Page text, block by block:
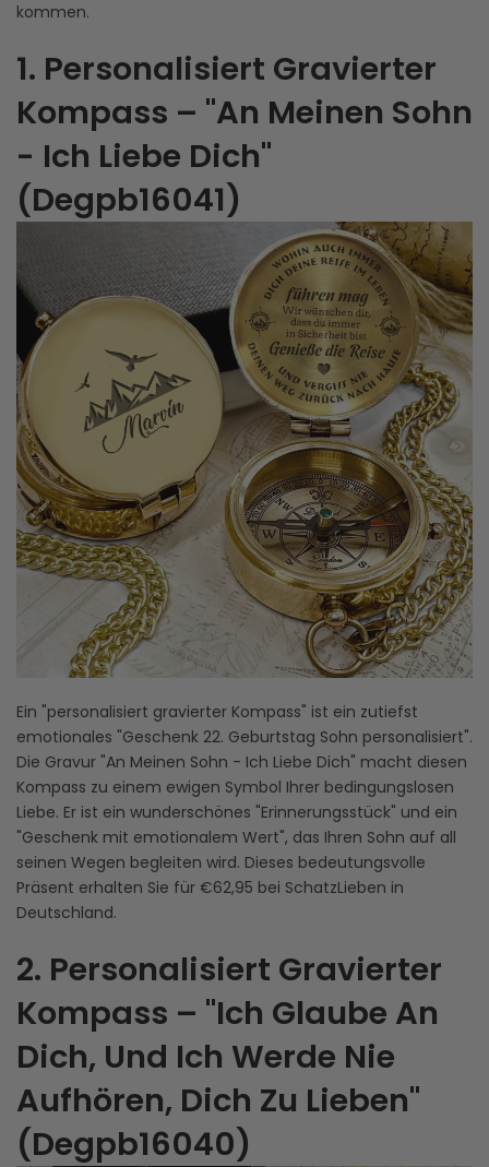
kommen.
1. Personalisiert Gravierter
Kompass – "An Meinen Sohn
- Ich Liebe Dich"
(Degpb16041)
Ein "personalisiert gravierter Kompass" ist ein zutiefst
emotionales "Geschenk 22. Geburtstag Sohn personalisiert".
Die Gravur "An Meinen Sohn - Ich Liebe Dich" macht diesen
Kompass zu einem ewigen Symbol Ihrer bedingungslosen
Liebe. Er ist ein wunderschönes "Erinnerungsstück" und ein
"Geschenk mit emotionalem Wert", das Ihren Sohn auf all
seinen Wegen begleiten wird. Dieses bedeutungsvolle
Präsent erhalten Sie für €62,95 bei SchatzLieben in
Deutschland.
2. Personalisiert Gravierter
Kompass – "Ich Glaube An
Dich, Und Ich Werde Nie
Aufhören, Dich Zu Lieben"
(Degpb16040)